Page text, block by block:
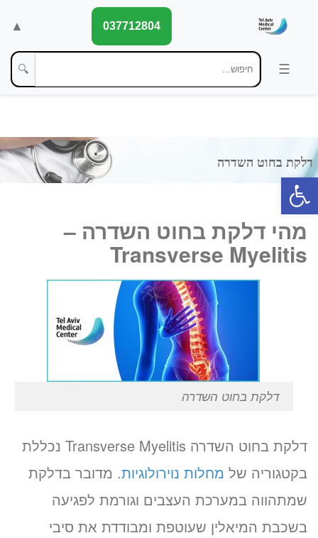
פתח סרגל נגישות
▲ 037712804
🔍
מהי דלקת בחוט השדרה –
Transverse Myelitis
דלקת בחוט השדרה
דלקת בחוט השדרה Transverse Myelitis נכללת
בקטגוריה של מחלות נוירולוגיות. מדובר בדלקת
שמתהווה במערכת העצבים וגורמת לפגיעה
בשכבת המיאלין שעוטפת ומבודדת את סיבי